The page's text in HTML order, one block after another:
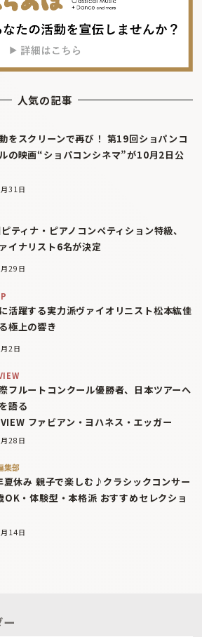
人気の記事
をスクリーンで再び！ 第19回ショパンコ
の映画“ショパコンシネマ”が10月2日公
31日
ティナ・ピアノコンペティション特級、
イナリスト6名が決定
29日
活躍する実力派ヴァイオリニスト松本紘佳
極上の響き
2日
フルートコンクール優勝者、日本ツアーへ
語る
ファビアン・ヨハネス・エッガー
28日
集部
休み 親子で楽しむ♪クラシックコンサー
OK・体験型・本格派 おすすめセレクショ
14日